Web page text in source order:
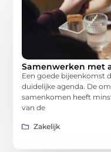
Samenwerken met
Een goede bijeenkomst
duidelijke agenda. De
samenkomen heeft
van de
Zakelijk